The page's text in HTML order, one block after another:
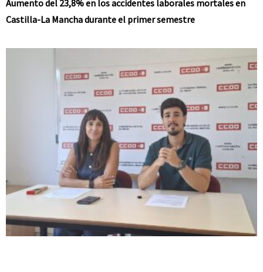
Aumento del 23,8% en los accidentes laborales mortales en
Castilla-La Mancha durante el primer semestre